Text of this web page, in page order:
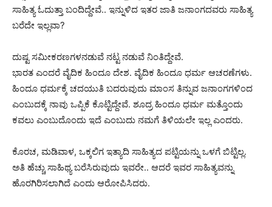
ಸಾಹಿತ್ಯ ಓದುತ್ತಾ ಬಂದಿದ್ದೇವೆ.. ಇನ್ನುಳಿದ ಇತರ ಜಾತಿ ಜನಾಂಗದವರು ಸಾಹಿತ್ಯ
ಬರೆದೇ‌ ಇಲ್ಲವಾ?
ದುಷ್ಟ ಸಮೀಕರಣಗಳ‌ನಡುವೆ ನಟ್ಟ ನಡುವೆ‌ ನಿಂತಿದ್ದೇವೆ.
ಭಾರತ ಎಂದರೆ ವೈದಿಕ ಹಿಂದೂ ದೇಶ. ವೈದಿಕ ಹಿಂದೂ ಧರ್ಮ ಆಚರಣೆಗಳು.
ಹಿಂದೂ ಧರ್ಮಕ್ಕೆ ಚದಯುತಿ ಬದರುವುದು‌ ಮಾಂಸ ತಿನ್ನುವ ಜನಾಂಗಗಳಿಂದ
ಎಂಬುದಕ್ಕೆ ನಾವು ಒಪ್ಪಿಕೆ ಕೊಟ್ಟಿದ್ದೇವೆ. ಶೂದ್ರ ಹಿಂದೂ ಧರ್ಮ ಮತ್ತೊಂದು
ಕವಲು ಎಂಬುದೊಂದು ಇದೆ ಎಂಬುದು ನಮಗೆ ತಿಳಿಯಲೇ ಇಲ್ಲ ಎಂದರು.
ಕೊರಚ, ಮಡಿವಾಳ, ಒಕ್ಕಲಿಗ ಇತ್ಯಾದಿ ಸಾಹಿತ್ಯದ ಪಟ್ಟಿಯನ್ನು ಒಳಗೆ ಬಿಟ್ಟಿಲ್ಲ.
ಅತಿ ಹೆಚ್ಚು ಸಾಹಿಥ್ಯ ಬರೆಸಿರುವುದು ಇವರೇ.. ಆದರೆ ಇವರ ಸಾಹಿತ್ಯವನ್ನು
ಹೊರಗಿರಿಸಲಾಗಿದೆ ಎಂದು ಆರೋಪಿಸಿದರು.